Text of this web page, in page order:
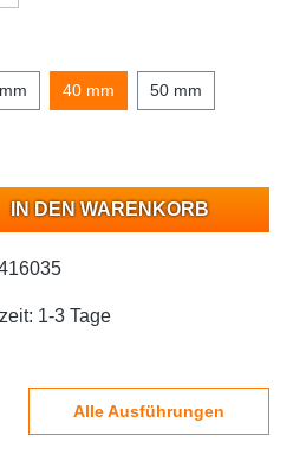
40 mm 50 mm
IN DEN WARENKORB
1-3 Tage
Alle Ausführungen